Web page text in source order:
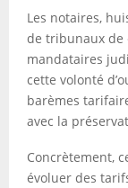
Les notaires,
de tribunaux de
mandataires
cette volonté
barèmes
avec la
Concrètement,
évoluer des